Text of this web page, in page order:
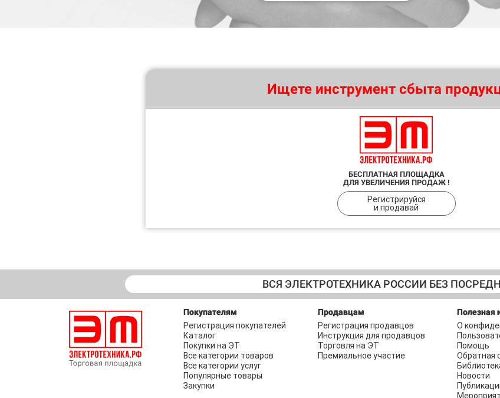
Ищете инструмент сбыта
БЕСПЛАТНАЯ ПЛОЩАДКА
ДЛЯ УВЕЛИЧЕНИЯ ПРОДАЖ !
Регистрируйся
и продавай
ВСЯ ЭЛЕКТРОТЕХНИКА РОССИИ БЕЗ
Покупателям
Регистрация покупателей
Каталог
Покупки на ЭТ
Все категории товаров
Все категории услуг
Популярные товары
Закупки
Продавцам
Регистрация продавцов
Инструкция для продавцов
Торговля на ЭТ
Премиальное участие
Полезная
О
Помощь
Обратная
Новости